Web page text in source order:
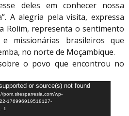
deles em conhecer nossa
A alegria pela visita, expressa
Rolim, representa o sentimento
missionárias brasileiros que
no norte de Moçambique.
o povo que encontrou no
or source(s) not found
pom.sitesparresia.com/wp-
176996919518127-